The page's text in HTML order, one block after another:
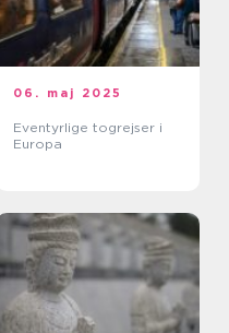
06. maj 2025
Eventyrlige togrejser i
Europa